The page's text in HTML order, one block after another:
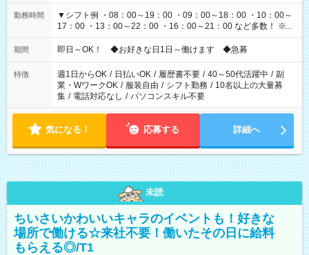
勤務時間
▼シフト例 ・08：00～19：00 ・09：00～18：00 ・10：00～
17：00 ・13：00～22：00 ・16：00～21：00 など多数！ ※お
仕事により勤務時間が異なります
期間 即日～OK！ ◆お好きな日1日～働けます ◆急募
特徴 週1日からOK / 日払いOK / 履歴書不要 / 40～50代活躍中 / 副
業・WワークOK / 服装自由 / シフト勤務 / 10名以上の大量募
集 / 電話対応なし / パソコンスキル不要
気になる！ 応募する 詳細へ
未読
ちいさいかわいいキャラのイベントも！好きな
場所で働ける☆来社不要！働いたその日に給料
もらえる◎/T1